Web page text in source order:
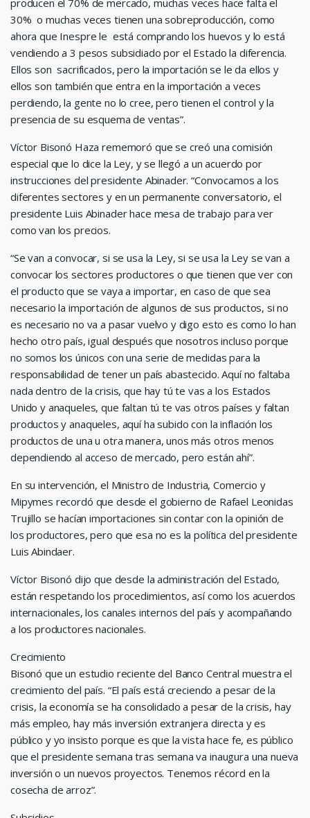
30% o muchas veces tienen una sobreproducción, como
ahora que Inespre le está comprando los huevos y lo está
vendiendo a 3 pesos subsidiado por el Estado la diferencia.
Ellos son sacrificados, pero la importación se le da ellos y
ellos son también que entra en la importación a veces
perdiendo, la gente no lo cree, pero tienen el control y la
presencia de su esquema de ventas”.
Víctor Bisonó Haza rememoró que se creó una comisión
especial que lo dice la Ley, y se llegó a un acuerdo por
instrucciones del presidente Abinader. “Convocamos a los
diferentes sectores y en un permanente conversatorio, el
presidente Luis Abinader hace mesa de trabajo para ver
como van los precios.
“Se van a convocar, si se usa la Ley, si se usa la Ley se van a
convocar los sectores productores o que tienen que ver con
el producto que se vaya a importar, en caso de que sea
necesario la importación de algunos de sus productos, si no
es necesario no va a pasar vuelvo y digo esto es como lo han
hecho otro país, igual después que nosotros incluso porque
no somos los únicos con una serie de medidas para la
responsabilidad de tener un país abastecido. Aquí no faltaba
nada dentro de la crisis, que hay tú te vas a los Estados
Unido y anaqueles, que faltan tú te vas otros países y faltan
productos y anaqueles, aquí ha subido con la inflación los
productos de una u otra manera, unos más otros menos
dependiendo al acceso de mercado, pero están ahí”.
En su intervención, el Ministro de Industria, Comercio y
Mipymes recordó que desde el gobierno de Rafael Leonidas
Trujillo se hacían importaciones sin contar con la opinión de
los productores, pero que esa no es la política del presidente
Luis Abindaer.
Víctor Bisonó dijo que desde la administración del Estado,
están respetando los procedimientos, así como los acuerdos
internacionales, los canales internos del país y acompañando
a los productores nacionales.
Crecimiento
Bisonó que un estudio reciente del Banco Central muestra el
crecimiento del país. “El país está creciendo a pesar de la
crisis, la economía se ha consolidado a pesar de la crisis, hay
más empleo, hay más inversión extranjera directa y es
público y yo insisto porque es que la vista hace fe, es público
que el presidente semana tras semana va inaugura una nueva
inversión o un nuevos proyectos. Tenemos récord en la
cosecha de arroz”.